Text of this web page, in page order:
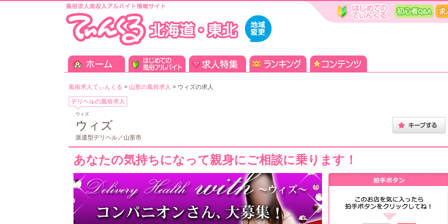
風俗求人てぃんくる > 山形の風俗求人 > ウィズの求人
デリヘルの風俗求人
ウィズ
ウィズ
派遣型デリヘル／山形市
あなたの気持ちになって親身にご相談に乗ります！